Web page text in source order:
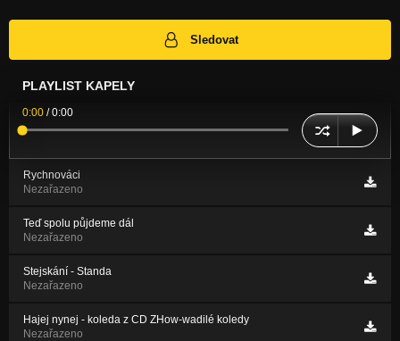
Sledovat
PLAYLIST KAPELY
0:00 /0:00
Rychnováci
Nezařazeno
Teď spolu půjdeme dál
Nezařazeno
Stejskání - Standa
Nezařazeno
Hajej nynej - koleda z CD ZHow-wadilé koledy
Nezařazeno